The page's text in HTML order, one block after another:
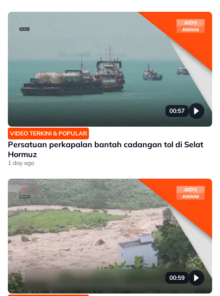
00:57
VIDEO TERKINI & POPULAR
Persatuan perkapalan bantah cadangan tol di Selat
Hormuz
1 day ago
00:59